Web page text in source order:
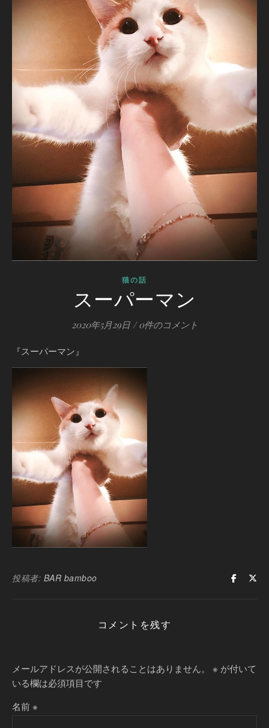
猫の話
スーパーマン
2020年5月29日 / 0件のコメント
『スーパーマン』
投稿者: BAR bamboo
コメントを残す
メールアドレスが公開されることはありません。 ※ が付いて
いる欄は必須項目です
名前※